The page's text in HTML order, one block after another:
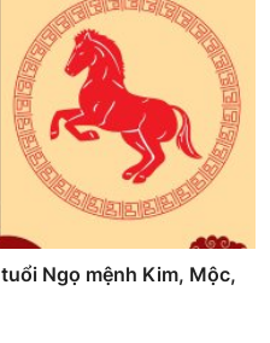
Ngọ mệnh Kim, Mộc,